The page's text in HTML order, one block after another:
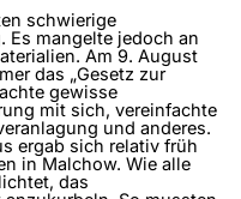
schwierige
Es mangelte jedoch an
Am 9. August
das „Gesetz zur
gewisse
mit sich, vereinfachte
und anderes.
ergab sich relativ früh
in Malchow. Wie alle
das